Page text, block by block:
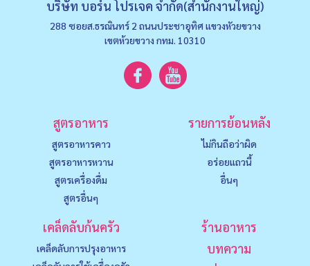
บริษัท บอร์น โปรเจค จำกัด(สำนักงานใหญ่)
288 ซอยส.ธรณินทร์ 2 ถนนประชาอุทิศ แขวงหัวยขวาง
เขตห้วยขวาง กทม. 10310
สูตรอาหาร
สูตรอาหารคาว
สูตรอาหารหวาน
สูตรเครื่องดื่ม
สูตรอื่นๆ
รายการย้อนหลัง
ไม่กินถือว่าผิด
อร่อยแถวนี้
อื่นๆ
เคล็ดลับก้นครัว
เคล็ดลับการปรุงอาหาร
ร้านอาหาร
บทความ